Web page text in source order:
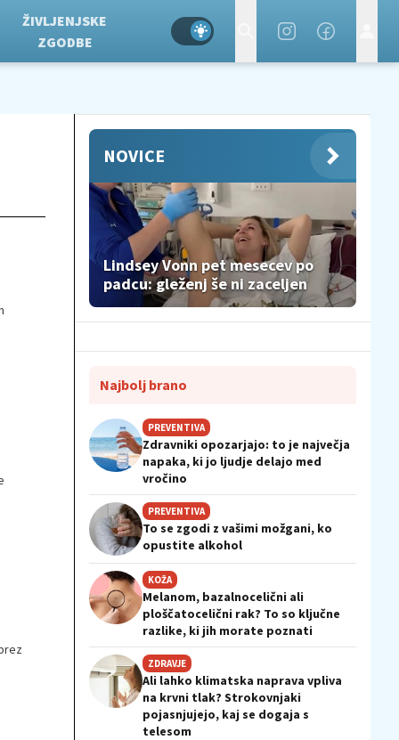
ŽIVLJENJSKE
ZGODBE
NOVICE
Lindsey Vonn pet mesecev po
padcu: gleženj še ni zaceljen
Najbolj brano
PREVENTIVA
Zdravniki opozarjajo: to je največja
napaka, ki jo ljudje delajo med
vročino
PREVENTIVA
To se zgodi z vašimi možgani, ko
opustite alkohol
KOŽA
Melanom, bazalnocelični ali
ploščatocelični rak? To so ključne
razlike, ki jih morate poznati
ZDRAVJE
Ali lahko klimatska naprava vpliva
na krvni tlak? Strokovnjaki
pojasnjujejo, kaj se dogaja s
telesom